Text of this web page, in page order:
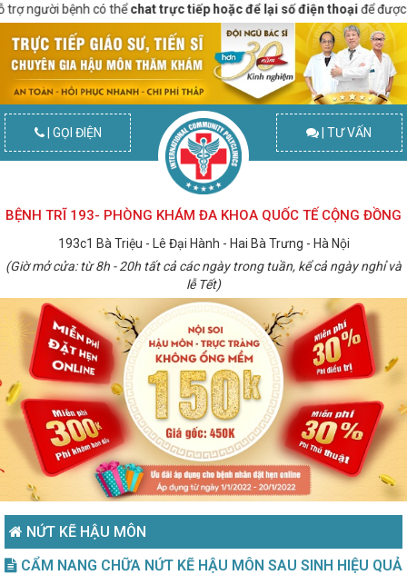
có thểchat trực tiếp hoặc để lại số điện thoạiđể được gọi lại
| GỌI ĐIỆN | TƯ VẤN
BỆNH TRĨ 193- PHÒNG KHÁM ĐA KHOA QUỐC TẾ CỘNG ĐỒNG
193c1 Bà Triệu - Lê Đại Hành - Hai Bà Trưng - Hà Nội
(Giờ mở cửa: từ 8h - 20h tất cả các ngày trong tuần, kể cả ngày nghỉ và
lễ Tết)
NỨT KẼ HẬU MÔN
CẨM NANG CHỮA NỨT KẼ HẬU MÔN SAU SINH HIỆU QUẢ